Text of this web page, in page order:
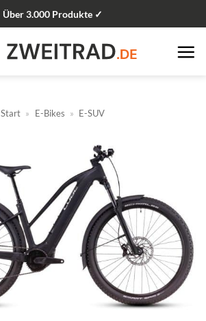
Über 3.000 Produkte ✓
Start » E-Bikes » E-SUV